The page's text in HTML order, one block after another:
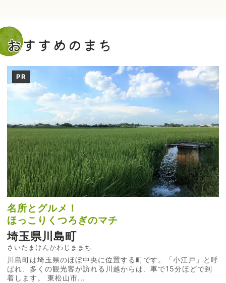
おすすめのまち
PR
名所とグルメ！
ほっこりくつろぎのマチ
埼玉県川島町
さいたまけんかわじままち
川島町は埼玉県のほぼ中央に位置する町です。「小江戸」と呼
ばれ、多くの観光客が訪れる川越からは、車で15分ほどで到
着します。 東松山市...